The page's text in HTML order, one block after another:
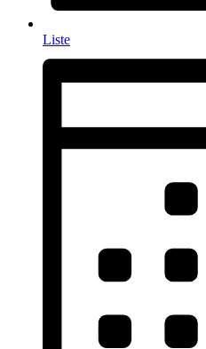
Liste